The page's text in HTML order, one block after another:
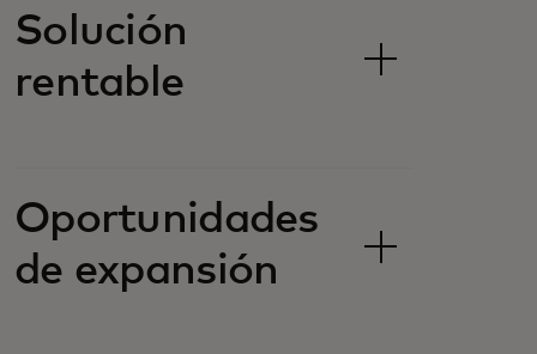
Solución
rentable
Oportunidades
de expansión